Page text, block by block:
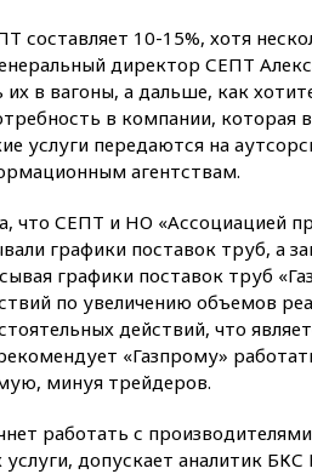
составляет 10-15%, хотя
директор СЕПТ
в вагоны, а дальше, как
в компании,
услуги передаются на
агентствам.
что СЕПТ и НО «Ассоциацией
графики поставок труб, а
графики поставок труб
по увеличению объемов
действий, что
«Газпрому»
минуя трейдеров.
работать с
допускает аналитик